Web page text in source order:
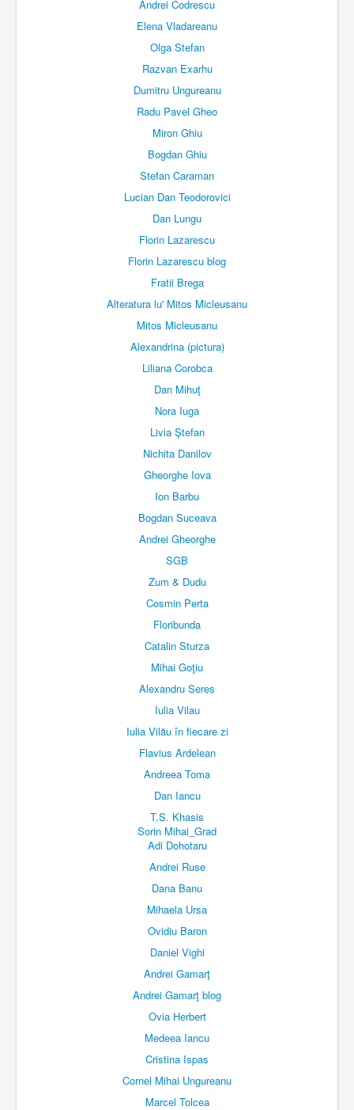
Andrei Codrescu
Elena Vladareanu
Olga Stefan
Razvan Exarhu
Dumitru Ungureanu
Radu Pavel Gheo
Miron Ghiu
Bogdan Ghiu
Stefan Caraman
Lucian Dan Teodorovici
Dan Lungu
Florin Lazarescu
Florin Lazarescu blog
Fratii Brega
Alteratura lu' Mitos Micleusanu
Mitos Micleusanu
Alexandrina (pictura)
Liliana Corobca
Dan Mihuţ
Nora Iuga
Livia Ştefan
Nichita Danilov
Gheorghe Iova
Ion Barbu
Bogdan Suceava
Andrei Gheorghe
SGB
Zum & Dudu
Cosmin Perta
Floribunda
Catalin Sturza
Mihai Goţiu
Alexandru Seres
Iulia Vilau
Iulia Vilău în fiecare zi
Flavius Ardelean
Andreea Toma
Dan Iancu
T.S. Khasis
Sorin Mihai_Grad
Adi Dohotaru
Andrei Ruse
Dana Banu
Mihaela Ursa
Ovidiu Baron
Daniel Vighi
Andrei Gamarţ
Andrei Gamarţ blog
Ovia Herbert
Medeea Iancu
Cristina Ispas
Cornel Mihai Ungureanu
Marcel Tolcea